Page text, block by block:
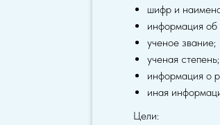
шифр и
информация об
ученое звание;
ученая степень;
информация о
иная
Цели: